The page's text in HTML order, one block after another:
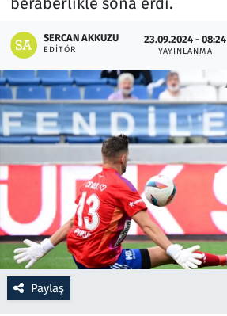
SERCAN AKKUZU
EDITÖR
23.09.2024 - 08:24
YAYINLANMA
Paylaş
Memur ve Kamu
Otomobil
Oyun
Ramazan
Resmi İlanlar
Rüya Tabirleri
Sağlık